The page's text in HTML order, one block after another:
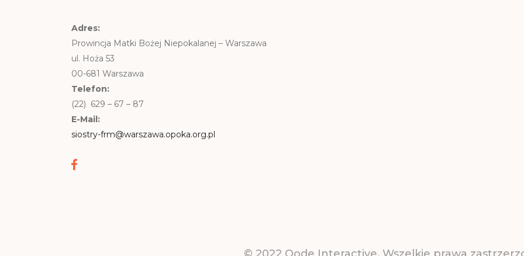
Adres:
Prowincja Matki Bożej Niepokalanej – Warszawa
ul. Hoża 53
00-681 Warszawa
Telefon:
(22) 629 – 67 – 87
E-Mail:
siostry-frm@warszawa.opoka.org.pl